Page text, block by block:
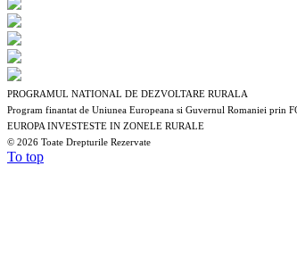
PROGRAMUL NATIONAL DE DEZVOLTARE RURALA
Program finantat de Uniunea Europeana si Guvernul Romaniei
EUROPA INVESTESTE IN ZONELE RURALE
© 2026 Toate Drepturile Rezervate
To top